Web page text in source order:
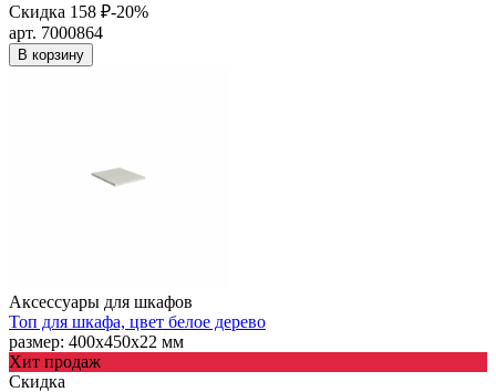
Скидка 158 ₽-20%
арт. 7000864
В корзину
Аксессуары для шкафов
Топ для шкафа, цвет белое дерево
размер: 400х450х22 мм
Хит продаж
Скидка